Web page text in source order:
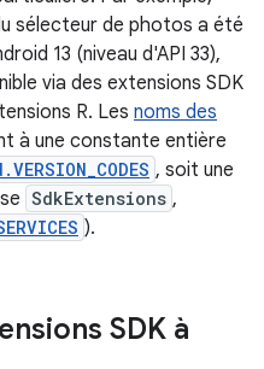
sélecteur de photos a été
13 (niveau d'API 33),
via des extensions SDK
R. Les noms des
à une constante entière
, soit une
SdkExtensions ,
).
SDK à